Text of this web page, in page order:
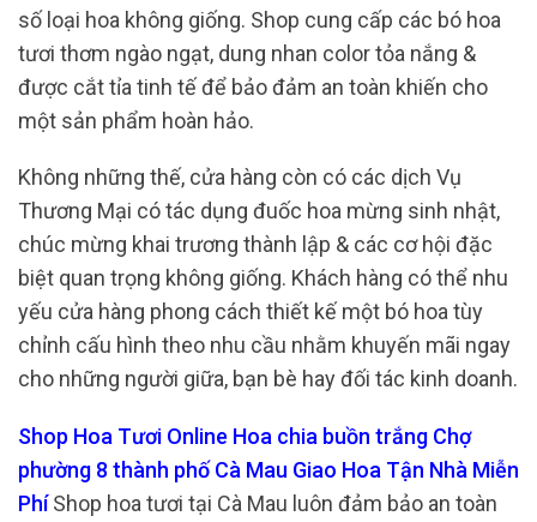
số loại hoa không giống. Shop cung cấp các bó hoa
tươi thơm ngào ngạt, dung nhan color tỏa nắng &
được cắt tỉa tinh tế để bảo đảm an toàn khiến cho
một sản phẩm hoàn hảo.
Không những thế, cửa hàng còn có các dịch Vụ
Thương Mại có tác dụng đuốc hoa mừng sinh nhật,
chúc mừng khai trương thành lập & các cơ hội đặc
biệt quan trọng không giống. Khách hàng có thể nhu
yếu cửa hàng phong cách thiết kế một bó hoa tùy
chỉnh cấu hình theo nhu cầu nhằm khuyến mãi ngay
cho những người giữa, bạn bè hay đối tác kinh doanh.
Shop Hoa Tươi Online Hoa chia buồn trắng Chợ
phường 8 thành phố Cà Mau Giao Hoa Tận Nhà Miễn
PhíShop hoa tươi tại Cà Mau luôn đảm bảo an toàn